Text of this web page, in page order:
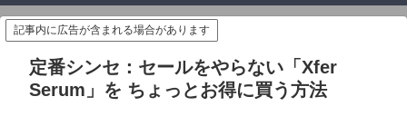
記事内に広告が含まれる場合があります
定番シンセ：セールをやらない「Xfer
Serum」を ちょっとお得に買う方法